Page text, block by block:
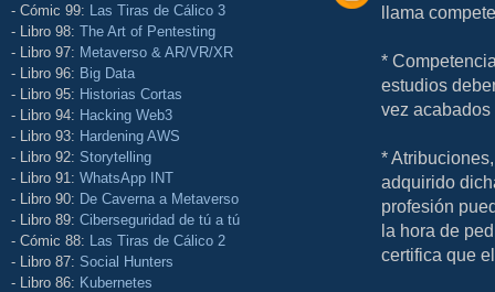
- Cómic 99: Las Tiras de Cálico 3
- Libro 98: The Art of Pentesting
- Libro 97: Metaverso & AR/VR/XR
- Libro 96: Big Data
- Libro 95: Historias Cortas
- Libro 94: Hacking Web3
- Libro 93: Hardening AWS
- Libro 92: Storytelling
- Libro 91: WhatsApp INT
- Libro 90: De Caverna a Metaverso
- Libro 89: Ciberseguridad de tú a tú
- Cómic 88: Las Tiras de Cálico 2
- Libro 87: Social Hunters
- Libro 86: Kubernetes
llama
*
estudios
vez
*
adquirido
profesión
la hora de
certifica que